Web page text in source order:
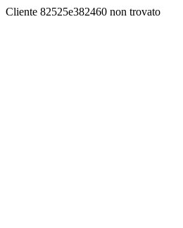
Cliente 82525e382460 non trovato